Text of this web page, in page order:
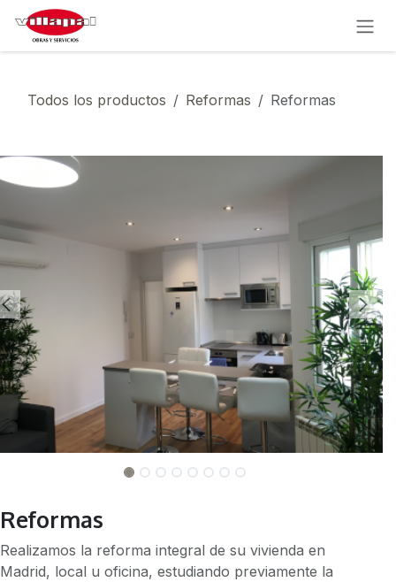
IR AL CONTENIDO
Todos los productos Reformas Reformas
Reformas
Realizamos la reforma integral de su vivienda en
Madrid, local u oficina, estudiando previamente la